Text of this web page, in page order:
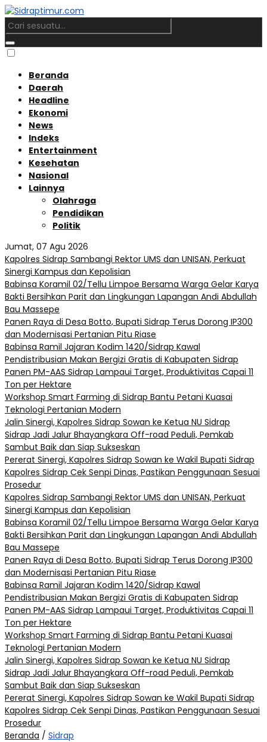
Beranda
Daerah
Headline
Ekonomi
News
Indeks
Entertainment
Kesehatan
Nasional
Lainnya
Olahraga
Pendidikan
Politik
Jumat, 07 Agu 2026
Kapolres Sidrap Sambangi Rektor UMS dan UNISAN, Perkuat
Sinergi Kampus dan Kepolisian
Babinsa Koramil 02/Tellu Limpoe Bersama Warga Gelar Karya
Bakti Bersihkan Parit dan Lingkungan Lapangan Andi Abdullah
Bau Massepe
Panen Raya di Desa Botto, Bupati Sidrap Terus Dorong IP300
dan Modernisasi Pertanian Pitu Riase
Babinsa Ramil Jajaran Kodim 1420/Sidrap Kawal
Pendistribusian Makan Bergizi Gratis di Kabupaten Sidrap
Panen PM-AAS Sidrap Lampaui Target, Produktivitas Capai 11
Ton per Hektare
Workshop Smart Farming di Sidrap Bantu Petani Kuasai
Teknologi Pertanian Modern
Jalin Sinergi, Kapolres Sidrap Sowan ke Ketua NU Sidrap
Sidrap Jadi Jalur Bhayangkara Off-road Peduli, Pemkab
Sambut Baik dan Siap Sukseskan
Pererat Sinergi, Kapolres Sidrap Sowan ke Wakil Bupati Sidrap
Kapolres Sidrap Cek Senpi Dinas, Pastikan Penggunaan Sesuai
Prosedur
Kapolres Sidrap Sambangi Rektor UMS dan UNISAN, Perkuat
Sinergi Kampus dan Kepolisian
Babinsa Koramil 02/Tellu Limpoe Bersama Warga Gelar Karya
Bakti Bersihkan Parit dan Lingkungan Lapangan Andi Abdullah
Bau Massepe
Panen Raya di Desa Botto, Bupati Sidrap Terus Dorong IP300
dan Modernisasi Pertanian Pitu Riase
Babinsa Ramil Jajaran Kodim 1420/Sidrap Kawal
Pendistribusian Makan Bergizi Gratis di Kabupaten Sidrap
Panen PM-AAS Sidrap Lampaui Target, Produktivitas Capai 11
Ton per Hektare
Workshop Smart Farming di Sidrap Bantu Petani Kuasai
Teknologi Pertanian Modern
Jalin Sinergi, Kapolres Sidrap Sowan ke Ketua NU Sidrap
Sidrap Jadi Jalur Bhayangkara Off-road Peduli, Pemkab
Sambut Baik dan Siap Sukseskan
Pererat Sinergi, Kapolres Sidrap Sowan ke Wakil Bupati Sidrap
Kapolres Sidrap Cek Senpi Dinas, Pastikan Penggunaan Sesuai
Prosedur
Beranda / Sidrap